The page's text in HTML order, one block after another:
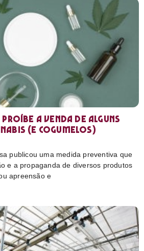
a venda de alguns
(e cogumelos)
publicou uma medida preventiva que
e a propaganda de diversos produtos
apreensão e